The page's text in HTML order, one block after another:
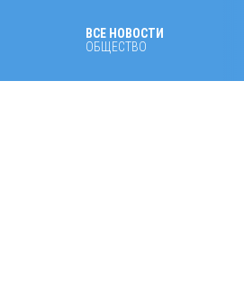
ВСЕ НОВОСТИ
ОБЩЕСТВО